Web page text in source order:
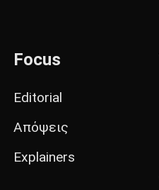
Focus
Editorial
Απόψεις
Explainers